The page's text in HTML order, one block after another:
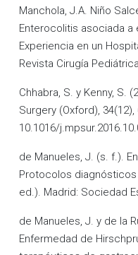
Manchola, J.A. Niño
Enterocolitis asociada
Experiencia en un
Revista Cirugía
Chhabra, S. y Kenny, S.
Surgery (Oxford), 34(12),
10.1016/
de Manueles, J. (s. f.).
Protocolos
ed.). Madrid: Sociedad
de Manueles, J. y de la
Enfermedad de